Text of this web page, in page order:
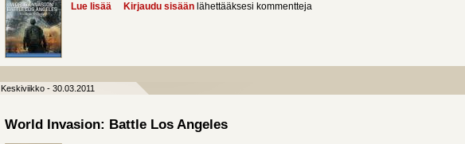
Lue lisää about World Invasion: Battle Los Angeles (Blu-ray)
Kirjaudu sisään lähettääksesi kommentteja
Keskiviikko - 30.03.2011
World Invasion: Battle Los Angeles